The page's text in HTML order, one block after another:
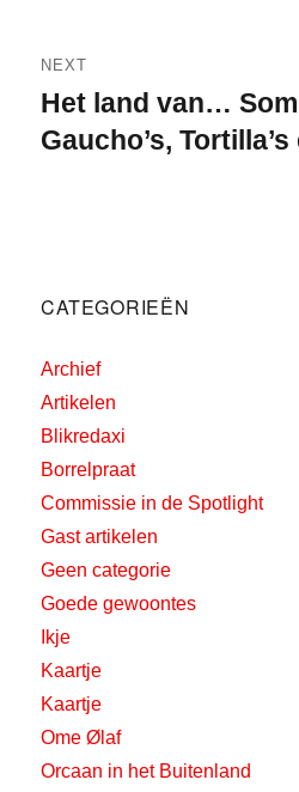
NEXT
Next
post:
Het land van…
Gaucho’s,
CATEGORIEËN
Archief
Artikelen
Blikredaxi
Borrelpraat
Commissie in de Spotlight
Gast artikelen
Geen categorie
Goede gewoontes
Ikje
Kaartje
Kaartje
Ome Ølaf
Orcaan in het Buitenland